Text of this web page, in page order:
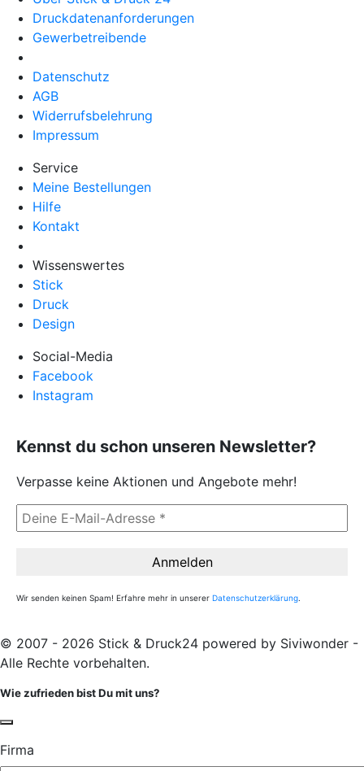
Druckdatenanforderungen
Gewerbetreibende
Datenschutz
AGB
Widerrufsbelehrung
Impressum
Service
Meine Bestellungen
Hilfe
Kontakt
Wissenswertes
Stick
Druck
Design
Social-Media
Facebook
Instagram
Kennst du schon unseren Newsletter?
Verpasse keine Aktionen und Angebote mehr!
Wir senden keinen Spam! Erfahre mehr in unserer Datenschutzerklärung.
© 2007 - 2026 Stick & Druck24 powered by Siviwonder -
Alle Rechte vorbehalten.
Wie zufrieden bist Du mit uns?
Firma